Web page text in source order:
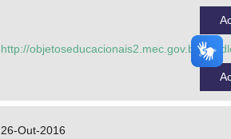
http://objetoseducacionais2.mec.gov.br/
26-Out-2016